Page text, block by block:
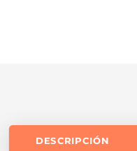
DESCRIPCIÓN